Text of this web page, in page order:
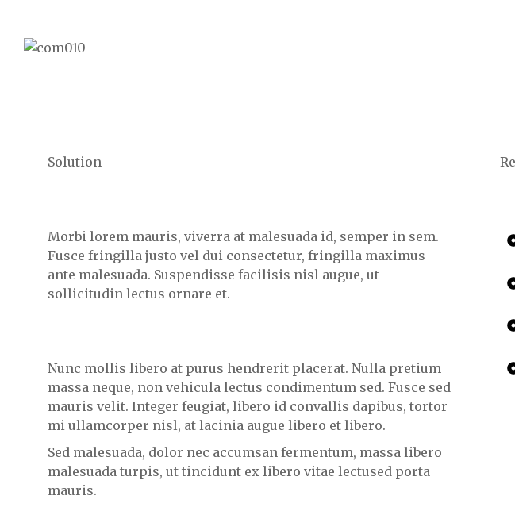
Solution
Morbi lorem mauris, viverra at malesuada id, semper in sem.
Fusce fringilla justo vel dui consectetur, fringilla maximus
ante malesuada. Suspendisse facilisis nisl augue, ut
sollicitudin lectus ornare et.
Nunc mollis libero at purus hendrerit placerat. Nulla pretium
massa neque, non vehicula lectus condimentum sed. Fusce sed
mauris velit. Integer feugiat, libero id convallis dapibus, tortor
mi ullamcorper nisl, at lacinia augue libero et libero.
Sed malesuada, dolor nec accumsan fermentum, massa libero
malesuada turpis, ut tincidunt ex libero vitae lectused porta
mauris.